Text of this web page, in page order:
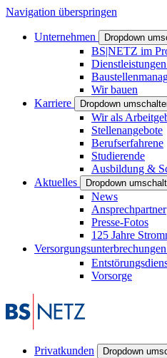
Navigation überspringen
Unternehmen Dropdown
BS|NETZ im
Wir bauen
Karriere
Dropdown
Wir als
Stellenangebote
Berufserfahrene
Studierende
Ausbildung &
Aktuelles
Dropdown
News
Ansprechpartner
Presse-Fotos
125 Jahre
Versorgungsunterbrechungen
Vorsorge
Privatkunden Dropdown